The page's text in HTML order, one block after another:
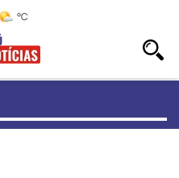
°C